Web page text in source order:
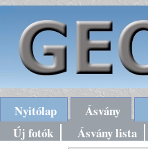
Nyitólap Ásvány
Új fotók
Ásvány lista